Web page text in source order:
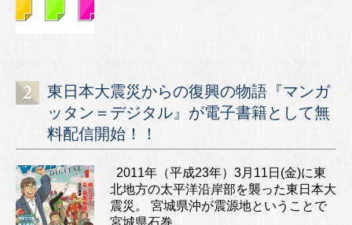
東日本大震災からの復興の物語『マンガ
ッタン＝デジタル』が電子書籍として無
料配信開始！！
2011年（平成23年）3月11日(金)に東
北地方の太平洋沿岸部を襲った東日本大
震災。 宮城県沖が震源地ということで
宮城県石巻...